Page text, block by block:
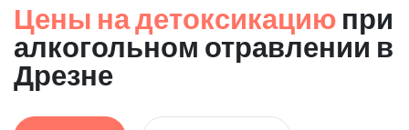
Цены на детоксикацию при
алкогольном отравлении в
Дрезне